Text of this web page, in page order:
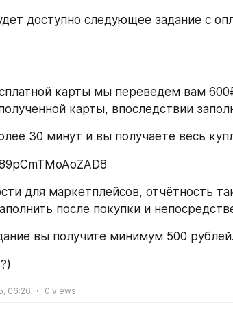
доступно следующее задание с
карты мы переведем вам
карты, впоследствии
30 минут и вы получаете весь
для маркетплейсов, отчётность
после покупки и
вы получите минимум 500 рублей.
06:26 0 views